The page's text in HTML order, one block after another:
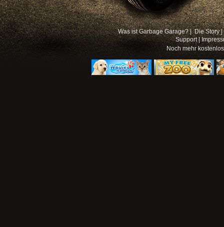
Was ist Garbage Garage? | Die Story |
Support|
Noch mehr